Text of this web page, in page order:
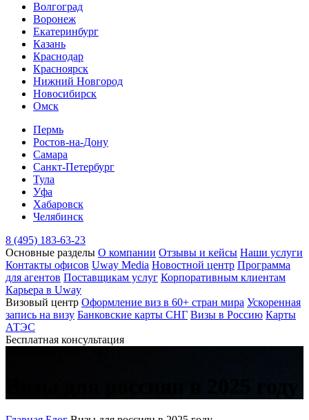
Волгоград
Воронеж
Екатеринбург
Казань
Краснодар
Красноярск
Нижний Новгород
Новосибирск
Омск
Пермь
Ростов-на-Дону
Самара
Санкт-Петербург
Тула
Уфа
Хабаровск
Челябинск
8 (495) 183-63-23
Основные разделы О компании Отзывы и кейсы Наши услуги
Контакты офисов Uway Media Новостной центр Программа
для агентов Поставщикам услуг Корпоративным клиентам
Карьера в Uway
Визовый центр Оформление виз в 60+ стран мира Ускоренная
запись на визу Банковские карты СНГ Визы в Россию Карты
АТЭС
Бесплатная консультация